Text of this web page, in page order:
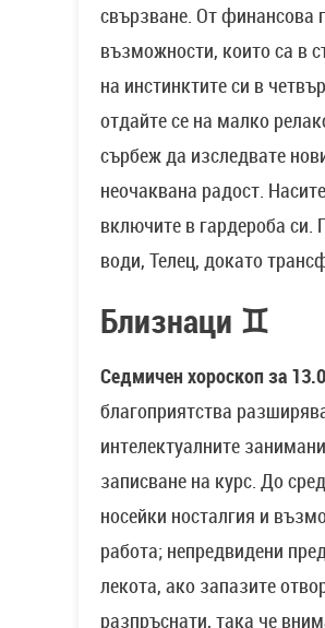
свързване. От финансова
възможности, които са в
на инстинктите си в
отдайте се на малко
сърбеж да изследвате
неочаквана радост.
включите в гардероба си.
води, Телец, докато
Близнаци ♊
Седмичен хороскоп за
благоприятства
интелектуалните
записване на курс. До
носейки носталгия и
работа; непредвидени
лекота, ако запазите
разпръснати, така че